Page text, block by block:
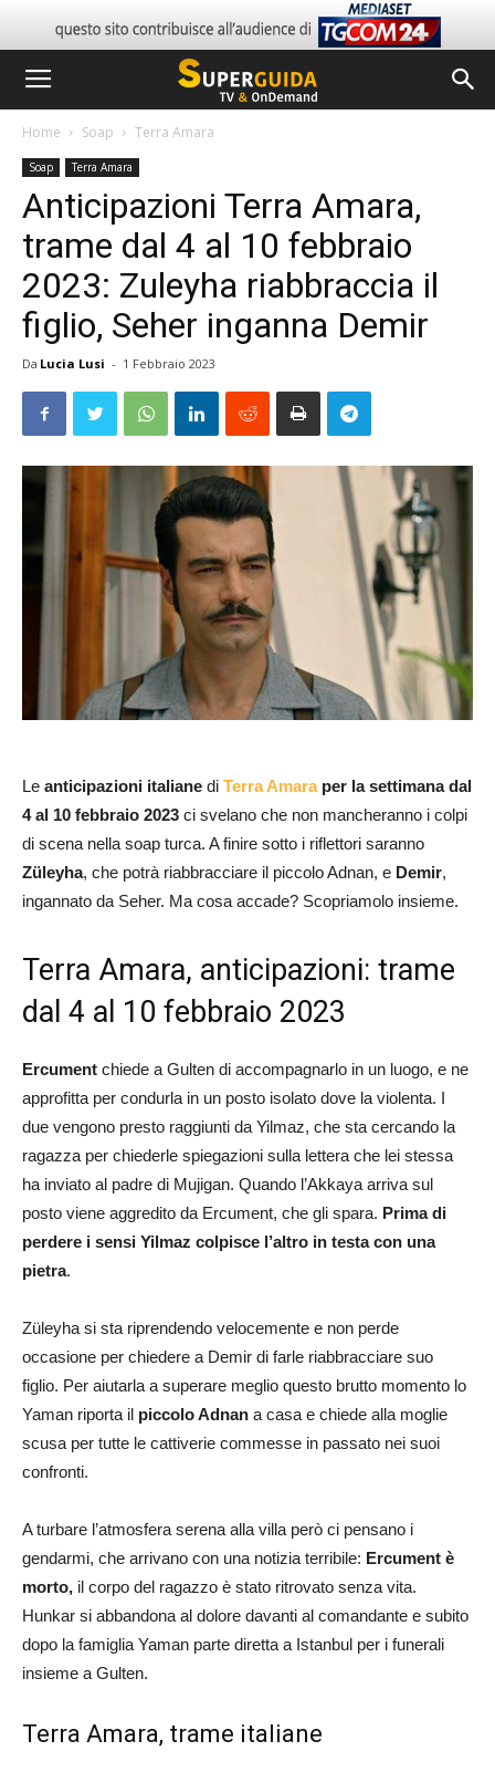
Home Soap Terra Amara
Soap Terra Amara
Anticipazioni Terra Amara,
trame dal 4 al 10 febbraio
2023: Zuleyha riabbraccia il
figlio, Seher inganna Demir
Da Lucia Lusi - 1 Febbraio 2023
Le anticipazioni italiane di Terra Amaraper la settimana dal
4 al 10 febbraio 2023 ci svelano che non mancheranno i colpi
di scena nella soap turca. A finire sotto i riflettori saranno
Züleyha, che potrà riabbracciare il piccolo Adnan, e Demir,
ingannato da Seher. Ma cosa accade? Scopriamolo insieme.
Terra Amara, anticipazioni: trame
dal 4 al 10 febbraio 2023
Ercument chiede a Gulten di accompagnarlo in un luogo, e ne
approfitta per condurla in un posto isolato dove la violenta. I
due vengono presto raggiunti da Yilmaz, che sta cercando la
ragazza per chiederle spiegazioni sulla lettera che lei stessa
ha inviato al padre di Mujigan. Quando l’Akkaya arriva sul
posto viene aggredito da Ercument, che gli spara. Prima di
perdere i sensi Yilmaz colpisce l’altro in testa con una
pietra.
Züleyha si sta riprendendo velocemente e non perde
occasione per chiedere a Demir di farle riabbracciare suo
figlio. Per aiutarla a superare meglio questo brutto momento lo
Yaman riporta il piccolo Adnan a casa e chiede alla moglie
scusa per tutte le cattiverie commesse in passato nei suoi
confronti.
A turbare l’atmosfera serena alla villa però ci pensano i
gendarmi, che arrivano con una notizia terribile: Ercument è
morto, il corpo del ragazzo è stato ritrovato senza vita.
Hunkar si abbandona al dolore davanti al comandante e subito
dopo la famiglia Yaman parte diretta a Istanbul per i funerali
insieme a Gulten.
Terra Amara, trame italiane